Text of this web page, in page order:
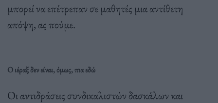
μπορεί να επέτρεπαν σε μαθητές μια αντίθετη
απόψη, ας πούμε.
Ο ιέραξ δεν είναι, όμως, πια εδώ
Οι αντιδράσεις συνδικαλιστών δασκάλων και